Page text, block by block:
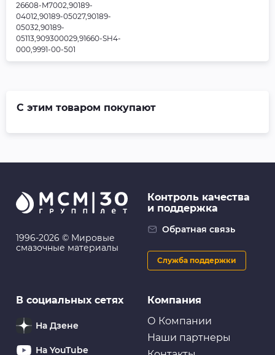
26608-M7002,90189-
04012,90189-05027,90189-
05032,90189-
05113,909300029,91660-SH4-
000,9991-00-501
С этим товаром покупают
1996-2026 © Мировые
смазочные материалы
Компания
О Компании
Наши партнеры
Контроль качества
и поддержка
Обратная связь
Служба поддержки
В социальных сетях
На Дзене
На YouTube